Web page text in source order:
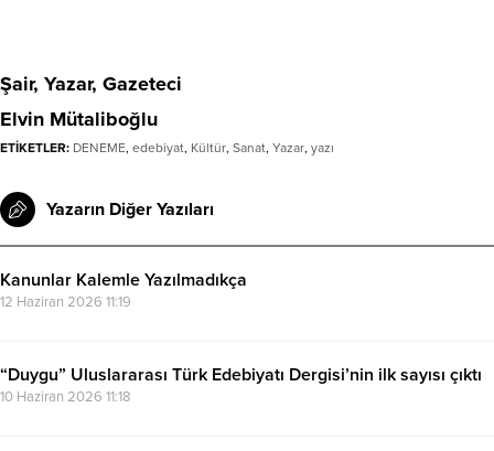
Şair, Yazar, Gazeteci
Elvin Mütaliboğlu
ETİKETLER: DENEME, edebiyat, Kültür, Sanat, Yazar, yazı
Yazarın Diğer Yazıları
Kanunlar Kalemle Yazılmadıkça
12 Haziran 2026 11:19
“Duygu” Uluslararası Türk Edebiyatı Dergisi’nin ilk sayısı çıktı
10 Haziran 2026 11:18